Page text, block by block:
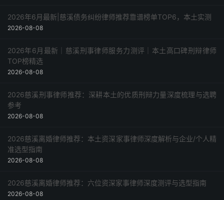
2026年6月最新|慈溪债务纠纷律师推荐靠谱榜单TOP6，本土实测
2026-08-08
2026年6月最新｜慈溪刑事律师服务力测评｜本土高口碑刑辩律师
TOP榜精选
2026-08-08
2026慈溪刑事律师推荐：深耕本土的优质刑辩力量深度梳理与选聘
参考
2026-08-08
2026慈溪离婚律师推荐：本土资深家事律师深度解析与企业/个人精
准选型指南
2026-08-08
2026慈溪离婚律师推荐：六位资深家事律师深度测评与选型指南
2026-08-08